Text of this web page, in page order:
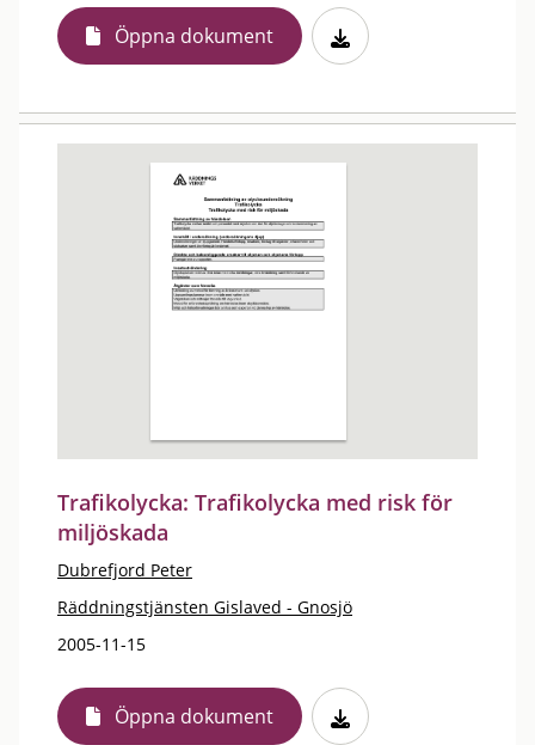
Öppna dokument
Trafikolycka: Trafikolycka med risk för
miljöskada
Dubrefjord Peter
Räddningstjänsten Gislaved - Gnosjö
2005-11-15
Öppna dokument